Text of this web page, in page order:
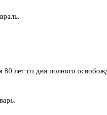
80 лет со дня полного